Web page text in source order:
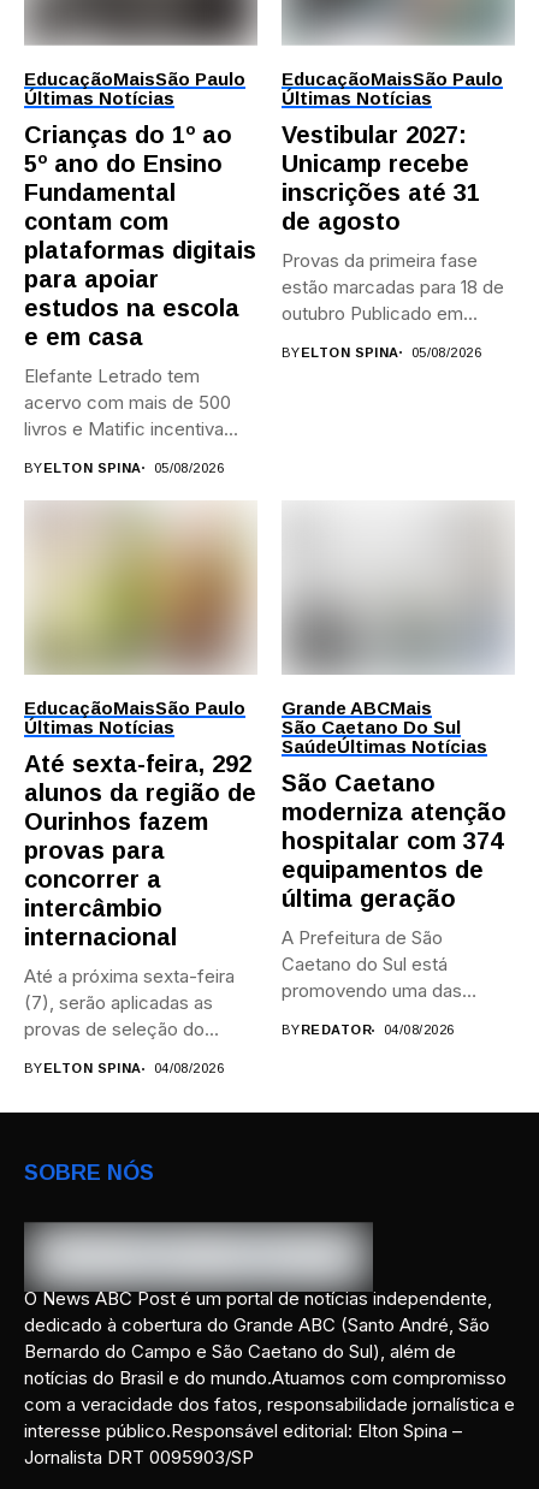
EducaçãoMaisSão Paulo
Últimas Notícias
Crianças do 1º ao
5º ano do Ensino
Fundamental
contam com
plataformas digitais
para apoiar
estudos na escola
e em casa
Elefante Letrado tem
acervo com mais de 500
livros e Matific incentiva...
BYELTON SPINA 05/08/2026
EducaçãoMaisSão Paulo
Últimas Notícias
Vestibular 2027:
Unicamp recebe
inscrições até 31
de agosto
Provas da primeira fase
estão marcadas para 18 de
outubro Publicado em...
BYELTON SPINA 05/08/2026
EducaçãoMaisSão Paulo
Últimas Notícias
Até sexta-feira, 292
alunos da região de
Ourinhos fazem
provas para
concorrer a
intercâmbio
internacional
Até a próxima sexta-feira
(7), serão aplicadas as
provas de seleção do...
BY ELTON SPINA 04/08/2026
Grande ABCMais
São Caetano Do Sul
SaúdeÚltimas Notícias
São Caetano
moderniza atenção
hospitalar com 374
equipamentos de
última geração
A Prefeitura de São
Caetano do Sul está
promovendo uma das
BY REDATOR 04/08/2026
SOBRE NÓS
O News ABC Post é um portal de notícias independente,
dedicado à cobertura do Grande ABC (Santo André, São
Bernardo do Campo e São Caetano do Sul), além de
notícias do Brasil e do mundo.Atuamos com compromisso
com a veracidade dos fatos, responsabilidade jornalística e
interesse público.Responsável editorial: Elton Spina –
Jornalista DRT 0095903/SP